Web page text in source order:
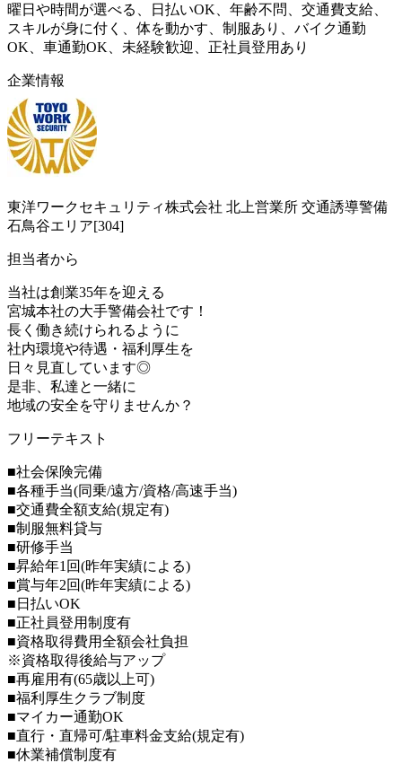
曜日や時間が選べる、日払いOK、年齢不問、交通費支給、
スキルが身に付く、体を動かす、制服あり、バイク通勤
OK、車通勤OK、未経験歓迎、正社員登用あり
企業情報
東洋ワークセキュリティ株式会社 北上営業所 交通誘導警備
石鳥谷エリア[304]
担当者から
当社は創業35年を迎える
宮城本社の大手警備会社です！
長く働き続けられるように
社内環境や待遇・福利厚生を
日々見直しています◎
是非、私達と一緒に
地域の安全を守りませんか？
フリーテキスト
■社会保険完備
■各種手当(同乗/遠方/資格/高速手当)
■交通費全額支給(規定有)
■制服無料貸与
■研修手当
■昇給年1回(昨年実績による)
■賞与年2回(昨年実績による)
■日払いOK
■正社員登用制度有
■資格取得費用全額会社負担
※資格取得後給与アップ
■再雇用有(65歳以上可)
■福利厚生クラブ制度
■マイカー通勤OK
■直行・直帰可/駐車料金支給(規定有)
■休業補償制度有